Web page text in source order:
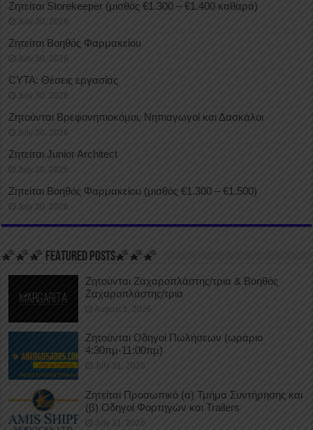
Ζητείται Storekeeper (μισθός €1.300 – €1.400 καθαρά)
July 30, 2026
Ζητείται Βοηθός Φαρμακείου
July 30, 2026
CYTA: Θέσεις εργασίας
July 30, 2026
Ζητούνται Βρεφονηπιοκόμοι, Νηπιαγωγοί και Δασκάλοι
July 30, 2026
Ζητείται Junior Architect
July 30, 2026
Ζητείται Βοηθός Φαρμακείου (μισθός €1.300 – €1.500)
July 30, 2026
🌠🌠🌠 FEATURED POSTS🌠🌠🌠
Ζητούνται Ζαχαροπλάστης/τρια & Βοηθός
Ζαχαροπλάστης/τρια
August 1, 2026
Ζητούνται Οδηγοί Πωλήσεων (ωράριο
4:30πμ-11:00πμ)
July 31, 2026
Ζητείται Προσωπικό (α) Τμήμα Συντήρησης και
(β) Οδηγοί Φορτηγών και Trailers
July 31, 2026